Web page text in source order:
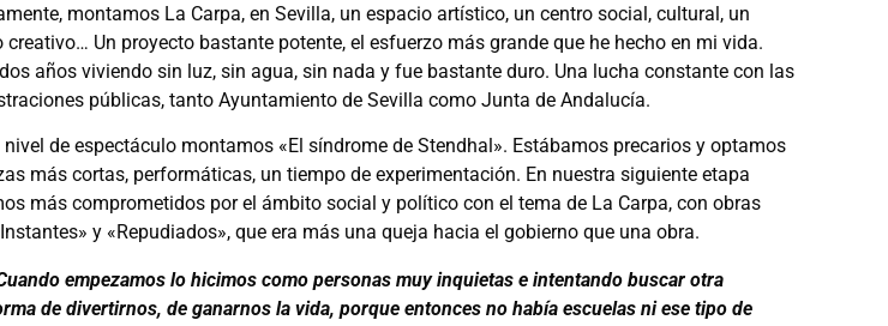
montamos La Carpa, en Sevilla, un espacio artístico, un centro social, cultural, un
creativo… Un proyecto bastante potente, el esfuerzo más grande que he hecho en mi vida.
años viviendo sin luz, sin agua, sin nada y fue bastante duro. Una lucha constante con las
públicas, tanto Ayuntamiento de Sevilla como Junta de Andalucía.
nivel de espectáculo montamos «El síndrome de Stendhal». Estábamos precarios y optamos
más cortas, performáticas, un tiempo de experimentación. En nuestra siguiente etapa
más comprometidos por el ámbito social y político con el tema de La Carpa, con obras
y «Repudiados», que era más una queja hacia el gobierno que una obra.
empezamos lo hicimos como personas muy inquietas e intentando buscar otra
de divertirnos, de ganarnos la vida, porque entonces no había escuelas ni ese tipo de